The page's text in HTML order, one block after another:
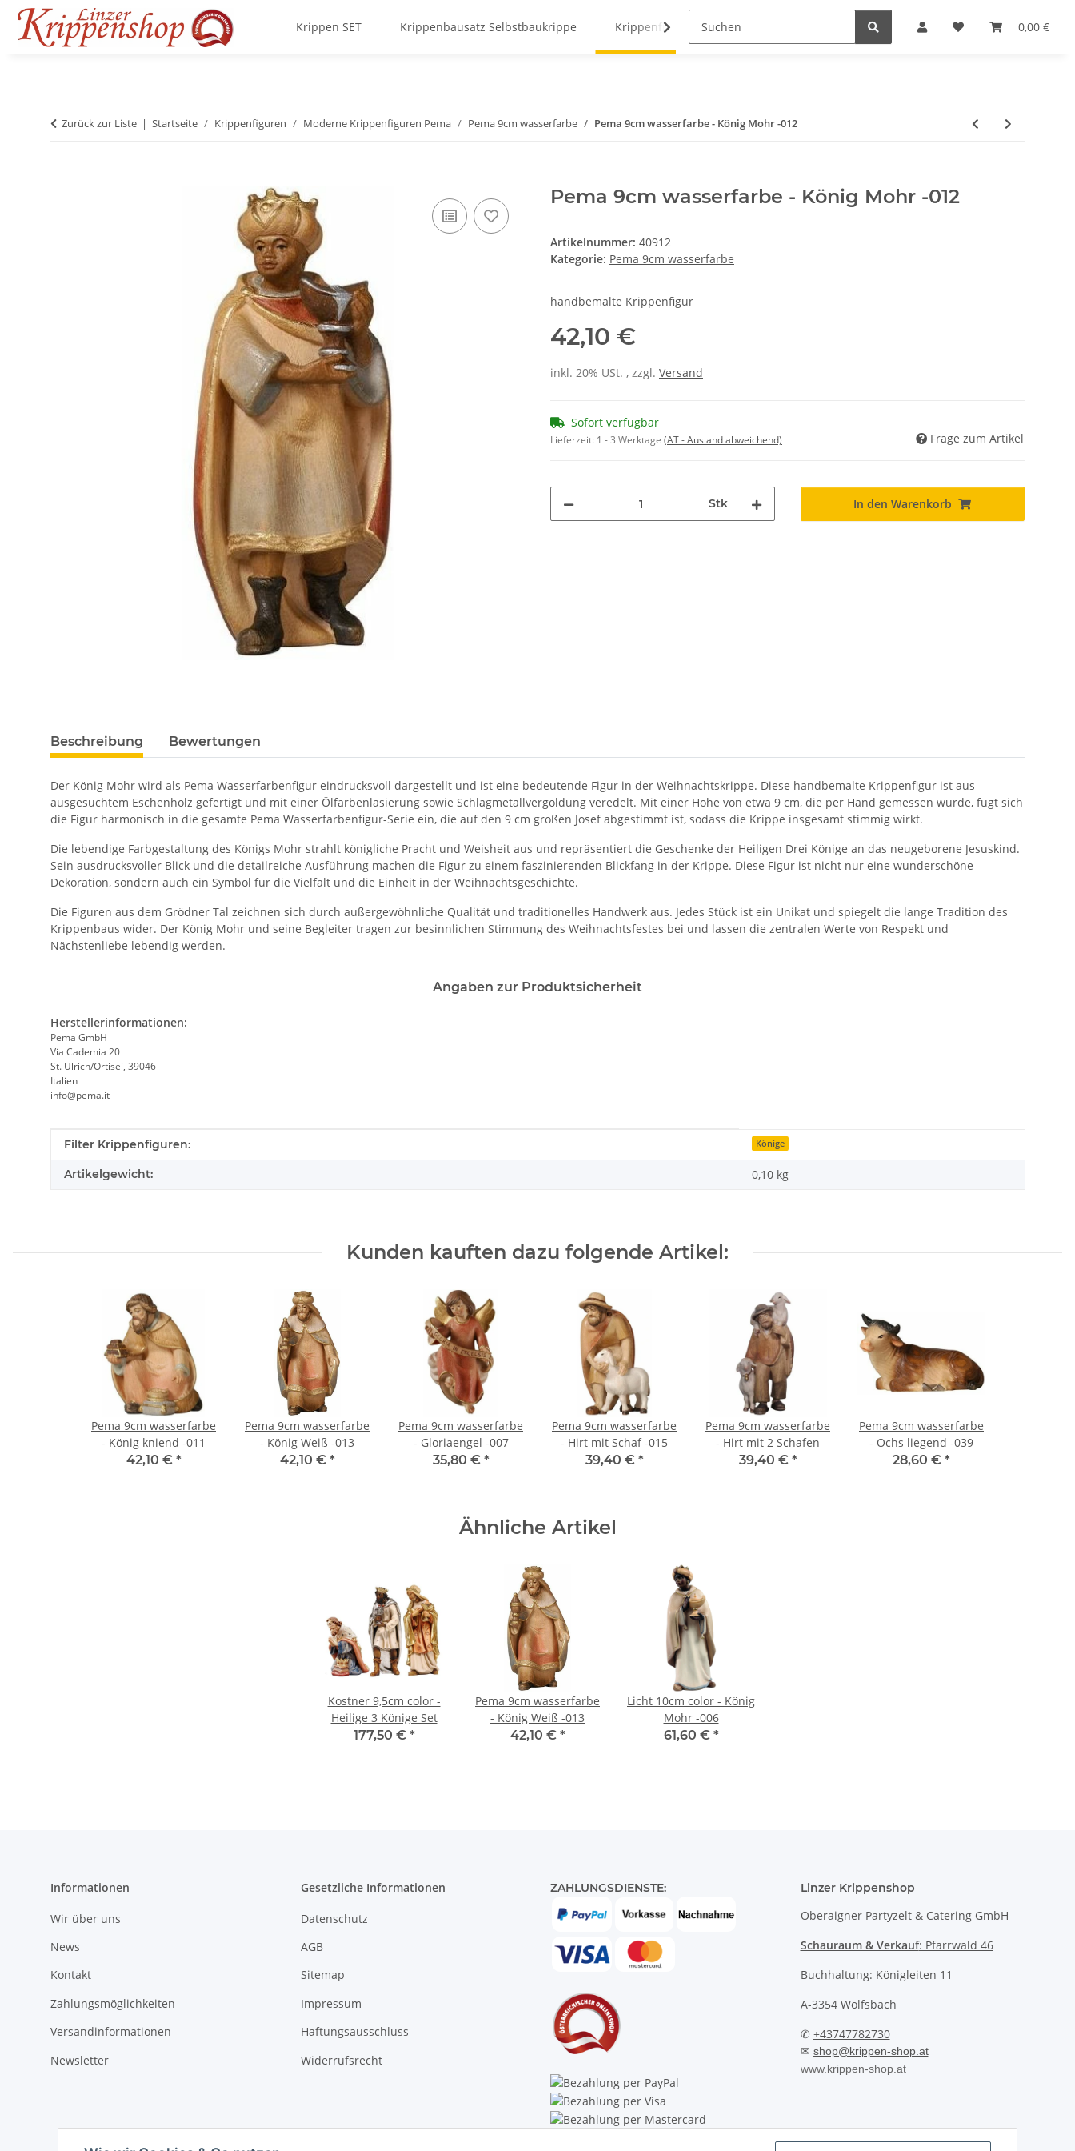
0,00 €
Krippen SET Krippenbausatz Selbstbaukrippe Krippenfiguren Krippenzubehör
Zurück zur Liste Startseite Krippenfiguren Moderne Krippenfiguren Pema Pema 9cm wasserfarbe Pema 9cm wasserfarbe - König Mohr -012
Pema 9cm wasserfarbe - König Mohr -012
Artikelnummer: 40912
Kategorie: Pema 9cm wasserfarbe
handbemalte Krippenfigur
42,10 €
inkl. 20% USt. , zzgl. Versand
Sofort verfügbar
Lieferzeit: 1 - 3 Werktage (AT - Ausland abweichend) Frage zum Artikel
Stk In den Warenkorb
Beschreibung Bewertungen
Der König Mohr wird als Pema Wasserfarbenfigur eindrucksvoll dargestellt und ist eine bedeutende Figur in der Weihnachtskrippe. Diese handbemalte Krippenfigur ist aus
ausgesuchtem Eschenholz gefertigt und mit einer Ölfarbenlasierung sowie Schlagmetallvergoldung veredelt. Mit einer Höhe von etwa 9 cm, die per Hand gemessen wurde, fügt sich
die Figur harmonisch in die gesamte Pema Wasserfarbenfigur-Serie ein, die auf den 9 cm großen Josef abgestimmt ist, sodass die Krippe insgesamt stimmig wirkt.
Die lebendige Farbgestaltung des Königs Mohr strahlt königliche Pracht und Weisheit aus und repräsentiert die Geschenke der Heiligen Drei Könige an das neugeborene Jesuskind.
Sein ausdrucksvoller Blick und die detailreiche Ausführung machen die Figur zu einem faszinierenden Blickfang in der Krippe. Diese Figur ist nicht nur eine wunderschöne
Dekoration, sondern auch ein Symbol für die Vielfalt und die Einheit in der Weihnachtsgeschichte.
Die Figuren aus dem Grödner Tal zeichnen sich durch außergewöhnliche Qualität und traditionelles Handwerk aus. Jedes Stück ist ein Unikat und spiegelt die lange Tradition des
Krippenbaus wider. Der König Mohr und seine Begleiter tragen zur besinnlichen Stimmung des Weihnachtsfestes bei und lassen die zentralen Werte von Respekt und
Nächstenliebe lebendig werden.
Angaben zur Produktsicherheit
Herstellerinformationen:
Pema GmbH
Via Cademia 20
St. Ulrich/Ortisei, 39046
Italien
info@pema.it
Produkteigenschaft
Wert
Filter Krippenfiguren: Könige
Artikelgewicht: 0,10 kg
Kunden kauften dazu folgende Artikel:
Pema 9cm wasserfarbe
- König kniend -011
42,10 € *
Pema 9cm wasserfarbe
- König Weiß -013
42,10 € *
Pema 9cm wasserfarbe
- Gloriaengel -007
35,80 € *
Pema 9cm wasserfarbe
- Hirt mit Schaf -015
39,40 € *
Pema 9cm wasserfarbe
- Hirt mit 2 Schafen
39,40 € *
Pema 9cm wasserfarbe
- Ochs liegend -039
28,60 € *
Ähnliche Artikel
Kostner 9,5cm color -
Heilige 3 Könige Set
177,50 € *
Pema 9cm wasserfarbe
- König Weiß -013
42,10 € *
Licht 10cm color - König
Mohr -006
61,60 € *
Informationen
Wir über uns
News
Kontakt
Zahlungsmöglichkeiten
Versandinformationen
Newsletter
Gesetzliche Informationen
Datenschutz
AGB
Sitemap
Impressum
Haftungsausschluss
Widerrufsrecht
ZAHLUNGSDIENSTE: Linzer Krippenshop
Oberaigner Partyzelt & Catering GmbH
Schauraum & Verkauf: Pfarrwald 46
Buchhaltung: Königleiten 11
A-3354 Wolfsbach
✆ +43747782730
✉ shop@krippen-shop.at
www.krippen-shop.at